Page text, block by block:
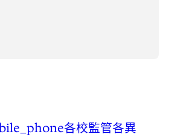
各校監管各異